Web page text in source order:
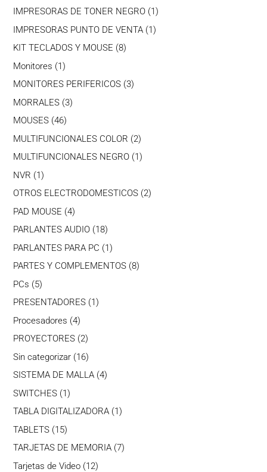
productos
IMPRESORAS DE TONER NEGRO 1 1
IMPRESORAS PUNTO DE VENTA 11
KIT TECLADOS Y MOUSE 88
Monitores 11
producto
MONITORES PERIFERICOS 33
MORRALES 33
MOUSES 4646
productos
MULTIFUNCIONALES COLOR 22
productos
MULTIFUNCIONALES NEGRO 1 1
NVR 11
producto
OTROS ELECTRODOMESTICOS 22
PAD MOUSE 44
productos
PARLANTES AUDIO 1818
productos
PARLANTES PARA PC 11
producto
PARTES Y COMPLEMENTOS 88
PCs 55
productos
PRESENTADORES 1 1
Procesadores 44
productos
PROYECTORES 22
productos
Sin categorizar 1616
productos
SISTEMA DE MALLA 44
SWITCHES 11
producto
TABLA DIGITALIZADORA 1 1
TABLETS 1515
productos
TARJETAS DE MEMORIA 77
Tarjetas de Video 1212